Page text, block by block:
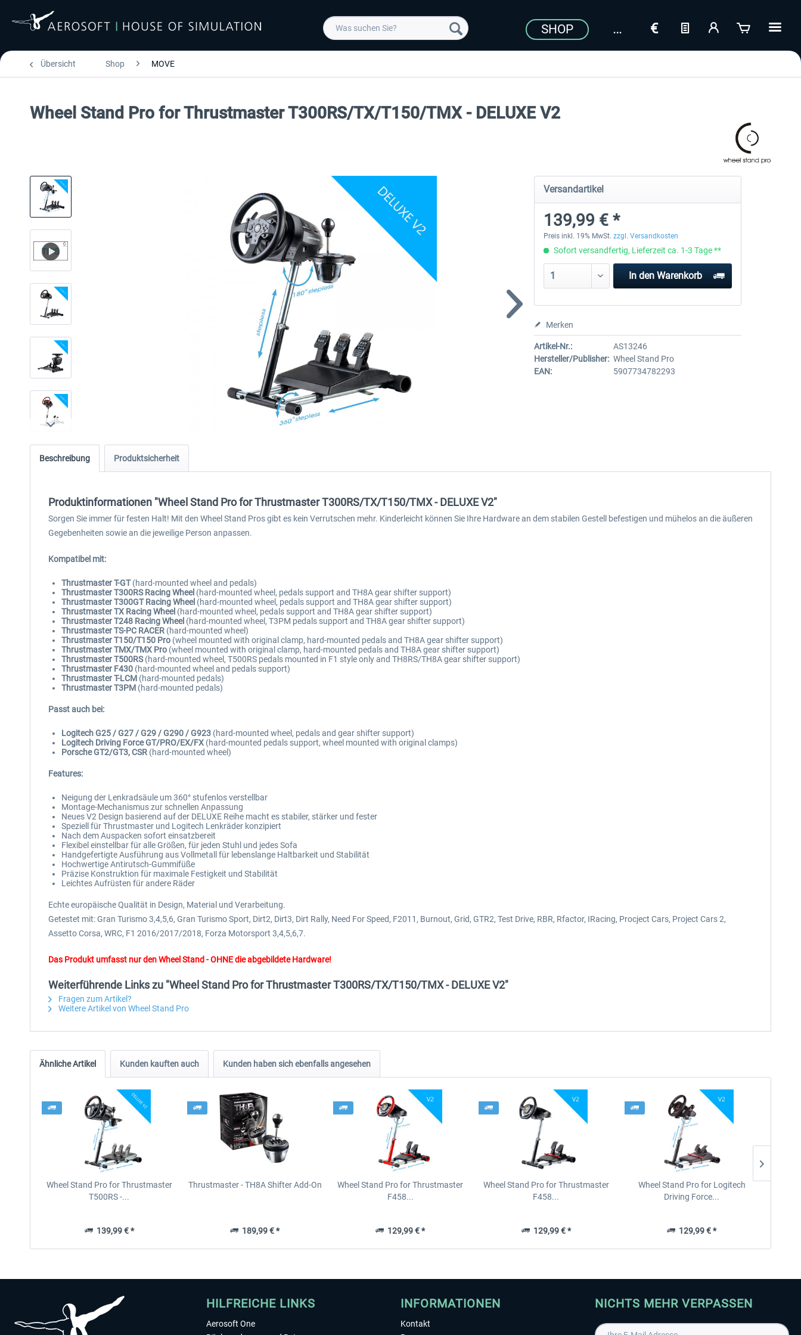
SHOP
Übersicht Shop MOVE
Wheel Stand Pro for Thrustmaster T300RS/TX/T150/TMX - DELUXE V2
Versandartikel
139,99 € *
Preis inkl. 19% MwSt. zzgl. Versandkosten
Sofort versandfertig, Lieferzeit ca. 1-3 Tage **
In den Warenkorb
Merken
Artikel-Nr.:
AS13246
Hersteller/Publisher: Wheel Stand Pro
EAN:
5907734782293
Beschreibung Produktsicherheit
Produktinformationen "Wheel Stand Pro for Thrustmaster T300RS/TX/T150/TMX - DELUXE V2"
Sorgen Sie immer für festen Halt! Mit den Wheel Stand Pros gibt es kein Verrutschen mehr. Kinderleicht können Sie Ihre Hardware an dem stabilen Gestell befestigen und mühelos an die äußeren
Gegebenheiten sowie an die jeweilige Person anpassen.
Kompatibel mit:
Thrustmaster T-GT(hard-mounted wheel and pedals)
Thrustmaster T300RS Racing Wheel (hard-mounted wheel, pedals support and TH8A gear shifter support)
Thrustmaster T300GT Racing Wheel (hard-mounted wheel, pedals support and TH8A gear shifter support)
Thrustmaster TX Racing Wheel (hard-mounted wheel, pedals support and TH8A gear shifter support)
Thrustmaster T248 Racing Wheel (hard-mounted wheel, T3PM pedals support and TH8A gear shifter support)
Thrustmaster TS-PC RACER (hard-mounted wheel)
Thrustmaster T150/T150 Pro (wheel mounted with original clamp, hard-mounted pedals and TH8A gear shifter support)
Thrustmaster TMX/TMX Pro (wheel mounted with original clamp, hard-mounted pedals and TH8A gear shifter support)
Thrustmaster T500RS(hard-mounted wheel, T500RS pedals mounted in F1 style only and TH8RS/TH8A gear shifter support)
Thrustmaster F430 (hard-mounted wheel and pedals support)
Thrustmaster T-LCM (hard-mounted pedals)
Thrustmaster T3PM (hard-mounted pedals)
Passt auch bei:
Logitech G25 / G27 / G29 / G290 / G923 (hard-mounted wheel, pedals and gear shifter support)
Logitech Driving Force GT/PRO/EX/FX (hard-mounted pedals support, wheel mounted with original clamps)
Porsche GT2/GT3, CSR (hard-mounted wheel)
Features:
Neigung der Lenkradsäule um 360° stufenlos verstellbar
Montage-Mechanismus zur schnellen Anpassung
Neues V2 Design basierend auf der DELUXE Reihe macht es stabiler, stärker und fester
Speziell für Thrustmaster und Logitech Lenkräder konzipiert
Nach dem Auspacken sofort einsatzbereit
Flexibel einstellbar für alle Größen, für jeden Stuhl und jedes Sofa
Handgefertigte Ausführung aus Vollmetall für lebenslange Haltbarkeit und Stabilität
Hochwertige Antirutsch-Gummifüße
Präzise Konstruktion für maximale Festigkeit und Stabilität
Leichtes Aufrüsten für andere Räder
Echte europäische Qualität in Design, Material und Verarbeitung.
Getestet mit: Gran Turismo 3,4,5,6, Gran Turismo Sport, Dirt2, Dirt3, Dirt Rally, Need For Speed, F2011, Burnout, Grid, GTR2, Test Drive, RBR, Rfactor, IRacing, Procject Cars, Project Cars 2,
Assetto Corsa, WRC, F1 2016/2017/2018, Forza Motorsport 3,4,5,6,7.
Das Produkt umfasst nur den Wheel Stand - OHNE die abgebildete Hardware!
Weiterführende Links zu "Wheel Stand Pro for Thrustmaster T300RS/TX/T150/TMX - DELUXE V2"
Fragen zum Artikel?
Weitere Artikel von Wheel Stand Pro
Ähnliche Artikel Kunden kauften auch Kunden haben sich ebenfalls angesehen
Wheel Stand Pro for Thrustmaster
T500RS -...
139,99 € *
Thrustmaster - TH8A Shifter Add-On
189,99 € *
Wheel Stand Pro for Thrustmaster
F458...
129,99 € *
Wheel Stand Pro for Thrustmaster
F458...
129,99 € *
Wheel Stand Pro for Logitech
Driving Force...
129,99 € *
HILFREICHE LINKS
Aerosoft One
INFORMATIONEN
Kontakt
NICHTS MEHR VERPASSEN